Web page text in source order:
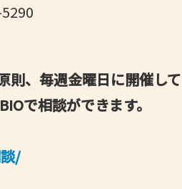
、毎週金曜日に開催して
で相談ができます。
/